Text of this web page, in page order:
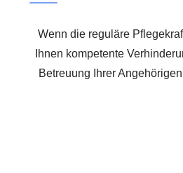
Wenn die reguläre
Ihnen kompetente
Betreuung Ihrer